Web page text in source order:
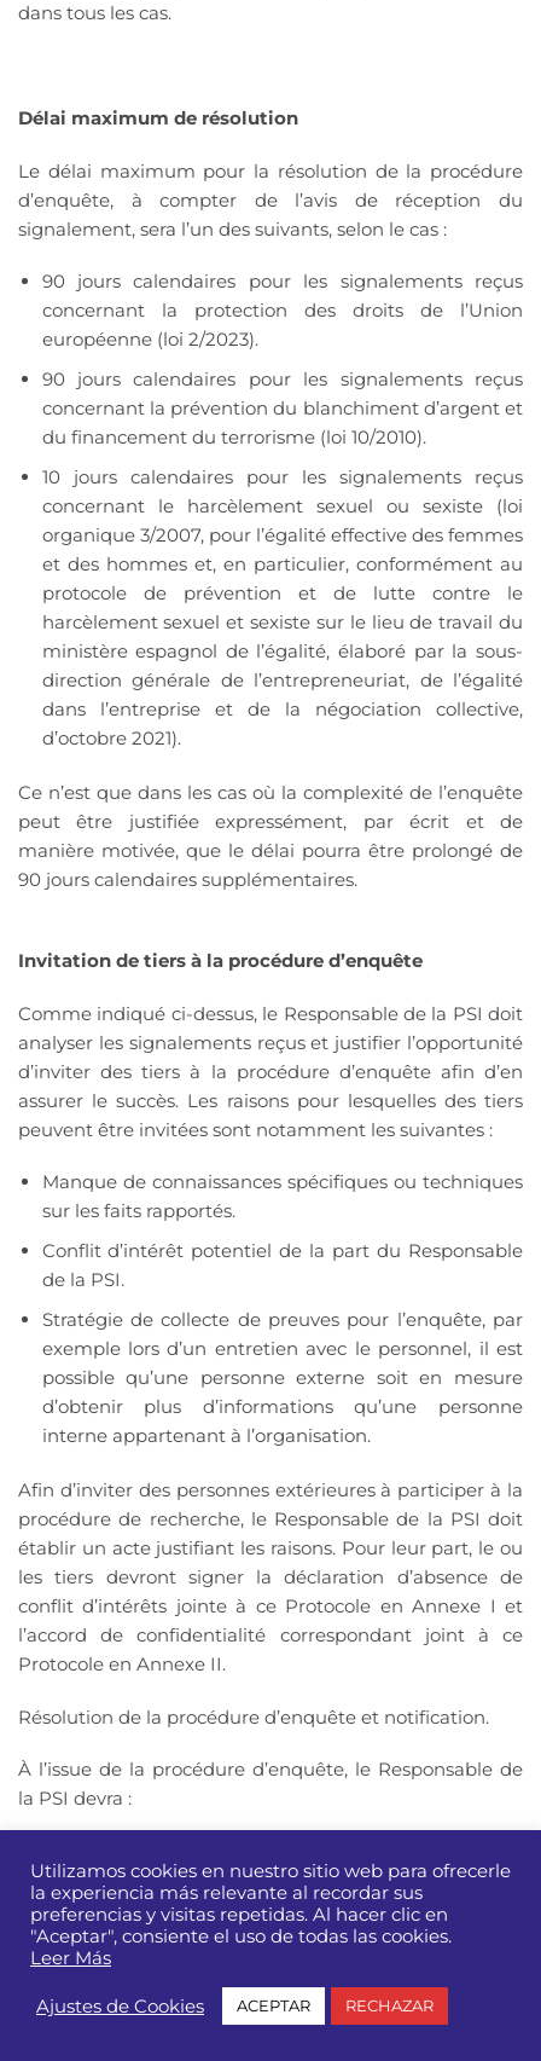
dans tous les cas.
Délai maximum de résolution
Le délai maximum pour la résolution de la procédure
d’enquête, à compter de l’avis de réception du
signalement, sera l’un des suivants, selon le cas :
90 jours calendaires pour les signalements reçus
concernant la protection des droits de l’Union
européenne (loi 2/2023).
90 jours calendaires pour les signalements reçus
concernant la prévention du blanchiment d’argent et
du financement du terrorisme (loi 10/2010).
10 jours calendaires pour les signalements reçus
concernant le harcèlement sexuel ou sexiste (loi
organique 3/2007, pour l’égalité effective des femmes
et des hommes et, en particulier, conformément au
protocole de prévention et de lutte contre le
harcèlement sexuel et sexiste sur le lieu de travail du
ministère espagnol de l’égalité, élaboré par la sous-
direction générale de l’entrepreneuriat, de l’égalité
dans l’entreprise et de la négociation collective,
d’octobre 2021).
Ce n’est que dans les cas où la complexité de l’enquête
peut être justifiée expressément, par écrit et de
manière motivée, que le délai pourra être prolongé de
90 jours calendaires supplémentaires.
Invitation de tiers à la procédure d’enquête
Comme indiqué ci-dessus, le Responsable de la PSI doit
analyser les signalements reçus et justifier l’opportunité
d’inviter des tiers à la procédure d’enquête afin d’en
assurer le succès. Les raisons pour lesquelles des tiers
peuvent être invitées sont notamment les suivantes :
Manque de connaissances spécifiques ou techniques
sur les faits rapportés.
Conflit d’intérêt potentiel de la part du Responsable
de la PSI.
Stratégie de collecte de preuves pour l’enquête, par
exemple lors d’un entretien avec le personnel, il est
possible qu’une personne externe soit en mesure
d’obtenir plus d’informations qu’une personne
interne appartenant à l’organisation.
Afin d’inviter des personnes extérieures à participer à la
procédure de recherche, le Responsable de la PSI doit
établir un acte justifiant les raisons. Pour leur part, le ou
les tiers devront signer la déclaration d’absence de
conflit d’intérêts jointe à ce Protocole en Annexe I et
l’accord de confidentialité correspondant joint à ce
Protocole en Annexe II.
Résolution de la procédure d’enquête et notification.
À l’issue de la procédure d’enquête, le Responsable de
la PSI devra :
détaillant toutes les étapes et les preuves recueillies,
ainsi que les incidents éventuels et leur résolution.
Rédiger l’acte de clôture de la procédure d’enquête,
Les possibles résolutions de la procédure d’enquête sont
Utilizamos cookies en nuestro sitio web para ofrecerle
la experiencia más relevante al recordar sus
preferencias y visitas repetidas. Al hacer clic en
"Aceptar", consiente el uso de todas las cookies.
Leer Más
Ajustes de Cookies ACEPTAR RECHAZAR